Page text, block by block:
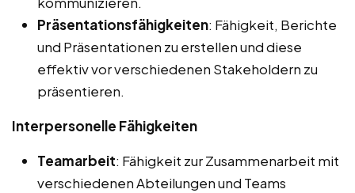
Präsentationsfähigkeiten: Fähigkeit, Berichte
und Präsentationen zu erstellen und diese
effektiv vor verschiedenen Stakeholdern zu
präsentieren.
Interpersonelle Fähigkeiten
Teamarbeit: Fähigkeit zur Zusammenarbeit mit
verschiedenen Abteilungen und Teams